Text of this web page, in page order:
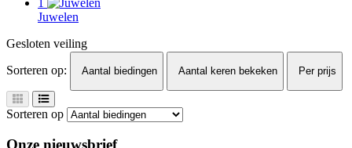
1
Juwelen
Gesloten veiling
Sorteren op:
Aantal biedingen Aantal keren bekeken Per prijs
Sorteren op
Onze nieuwsbrief